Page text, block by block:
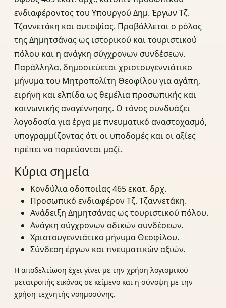
ενδιαφέροντος του Υπουργού Δημ. Έργων Τζ.
Τζαννετάκη και αυτοψίας. Προβάλλεται ο ρόλος
της Δημητσάνας ως ιστορικού και τουριστικού
πόλου και η ανάγκη σύγχρονων συνδέσεων.
Παράλληλα, δημοσιεύεται χριστουγεννιάτικο
μήνυμα του Μητροπολίτη Θεοφίλου για αγάπη,
ειρήνη και ελπίδα ως θεμέλια προσωπικής και
κοινωνικής αναγέννησης. Ο τόνος συνδυάζει
λογοδοσία για έργα με πνευματικό αναστοχασμό,
υπογραμμίζοντας ότι οι υποδομές και οι αξίες
πρέπει να πορεύονται μαζί.
Κύρια σημεία
Κονδύλια οδοποιίας 465 εκατ. δρχ.
Προσωπικό ενδιαφέρον Τζ. Τζαννετάκη.
Ανάδειξη Δημητσάνας ως τουριστικού πόλου.
Ανάγκη σύγχρονων οδικών συνδέσεων.
Χριστουγεννιάτικο μήνυμα Θεοφίλου.
Σύνδεση έργων και πνευματικών αξιών.
Η αποδελτίωση έχει γίνει με την χρήση λογισμικού
μετατροπής εικόνας σε κείμενο και η σύνοψη με την
χρήση τεχνητής νοημοσύνης.